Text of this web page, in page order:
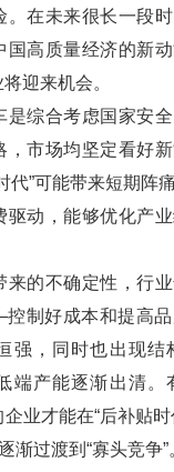
。在未来很长一段
国高质量经济的新
迎来机会。
是综合考虑国家安
，市场均坚定看好
代”可能带来短期阵
驱动，能够优化产
来的不确定性，行
制好成本和提高品
强，同时也出现结
端产能逐渐出清。
业才能在“后补贴
渐过渡到“寡头竞争”